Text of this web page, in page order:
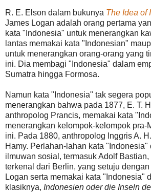
R. E. Elson dalam bukunya The Idea of
James Logan adalah orang pertama
kata "Indonesia" untuk menerangkan
lantas memakai kata "Indonesian"
untuk menerangkan orang-orang yang
ini. Dia membagi "Indonesia" dalam
Sumatra hingga Formosa.
Namun kata "Indonesia" tak segera
menerangkan bahwa pada 1877, E. T.
anthropolog Prancis, memakai kata
menerangkan kelompok-kelompok pra-
ini. Pada 1880, anthropolog Inggris A.
Hamy. Perlahan-lahan kata "Indonesia"
ilmuwan sosial, termasuk Adolf
terkenal dari Berlin, yang setuju
Logan serta memakai kata "Indonesia"
klasiknya, Indonesien oder die Inseln